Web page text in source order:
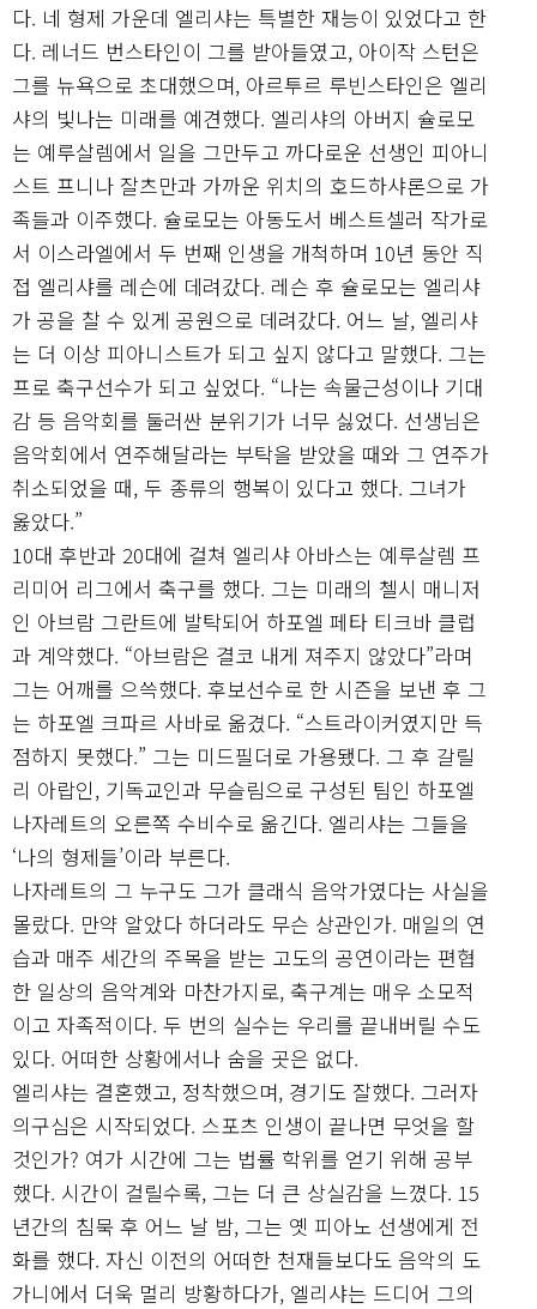
다. 네 형제 가운데 엘리샤는 특별한 재능이 있었다고 한
다. 레너드 번스타인이 그를 받아들였고, 아이작 스턴은
그를 뉴욕으로 초대했으며, 아르투르 루빈스타인은 엘리
샤의 빛나는 미래를 예견했다. 엘리샤의 아버지 슐로모
는 예루살렘에서 일을 그만두고 까다로운 선생인 피아니
스트 프니나 잘츠만과 가까운 위치의 호드하샤론으로 가
족들과 이주했다. 슐로모는 아동도서 베스트셀러 작가로
서 이스라엘에서 두 번째 인생을 개척하며 10년 동안 직
접 엘리샤를 레슨에 데려갔다. 레슨 후 슐로모는 엘리샤
가 공을 찰 수 있게 공원으로 데려갔다. 어느 날, 엘리샤
는 더 이상 피아니스트가 되고 싶지 않다고 말했다. 그는
프로 축구선수가 되고 싶었다. “나는 속물근성이나 기대
감 등 음악회를 둘러싼 분위기가 너무 싫었다. 선생님은
음악회에서 연주해달라는 부탁을 받았을 때와 그 연주가
취소되었을 때, 두 종류의 행복이 있다고 했다. 그녀가
옳았다.”
10대 후반과 20대에 걸쳐 엘리샤 아바스는 예루살렘 프
리미어 리그에서 축구를 했다. 그는 미래의 첼시 매니저
인 아브람 그란트에 발탁되어 하포엘 페타 티크바 클럽
과 계약했다. “아브람은 결코 내게 져주지 않았다”라며
그는 어깨를 으쓱했다. 후보선수로 한 시즌을 보낸 후 그
는 하포엘 크파르 사바로 옮겼다. “스트라이커였지만 득
점하지 못했다.” 그는 미드필더로 가용됐다. 그 후 갈릴
리 아랍인, 기독교인과 무슬림으로 구성된 팀인 하포엘
나자레트의 오른쪽 수비수로 옮긴다. 엘리샤는 그들을
‘나의 형제들’이라 부른다.
나자레트의 그 누구도 그가 클래식 음악가였다는 사실을
몰랐다. 만약 알았다 하더라도 무슨 상관인가. 매일의 연
습과 매주 세간의 주목을 받는 고도의 공연이라는 편협
한 일상의 음악계와 마찬가지로, 축구계는 매우 소모적
이고 자족적이다. 두 번의 실수는 우리를 끝내버릴 수도
있다. 어떠한 상황에서나 숨을 곳은 없다.
엘리샤는 결혼했고, 정착했으며, 경기도 잘했다. 그러자
의구심은 시작되었다. 스포츠 인생이 끝나면 무엇을 할
것인가? 여가 시간에 그는 법률 학위를 얻기 위해 공부
했다. 시간이 걸릴수록, 그는 더 큰 상실감을 느꼈다. 15
년간의 침묵 후 어느 날 밤, 그는 옛 피아노 선생에게 전
화를 했다. 자신 이전의 어떠한 천재들보다도 음악의 도
가니에서 더욱 멀리 방황하다가, 엘리샤는 드디어 그의